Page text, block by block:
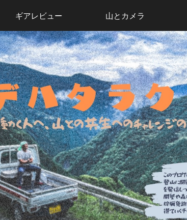
ギアレビュー 山とカメラ